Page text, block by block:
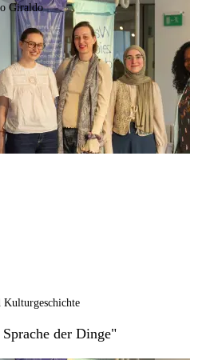
Kontakt anzeigen
und der STADT_RAUM sind
Giraldo
der Dinge"